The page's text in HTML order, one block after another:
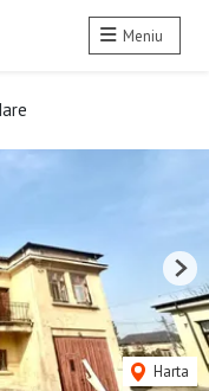
Meniu
Harta
Next